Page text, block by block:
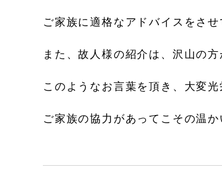
ご家族に適格なアドバイスをさ
また、故人様の紹介は、沢山の
このようなお言葉を頂き、大変光
ご家族の協力があってこその温か